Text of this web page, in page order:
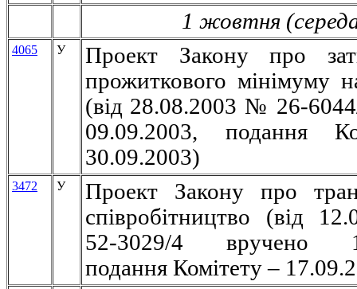
1 жовтня
4065 У
Проект Закону про
прожиткового мінімуму
(вiд 28.08.2003 № 26-
09.09.2003, подання
30.09.2003)
3472 У
Проект Закону про
співробітництво
(вiд
52-3029/4 вручено
подання Комітету –